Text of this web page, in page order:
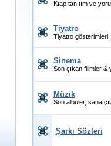
Ktap tanıtım ve
Tiyatro
Tiyatro gösterimleri,
Sinema
Son çıkan filimler &
Müzik
Son albüler,
Şarkı Sözleri